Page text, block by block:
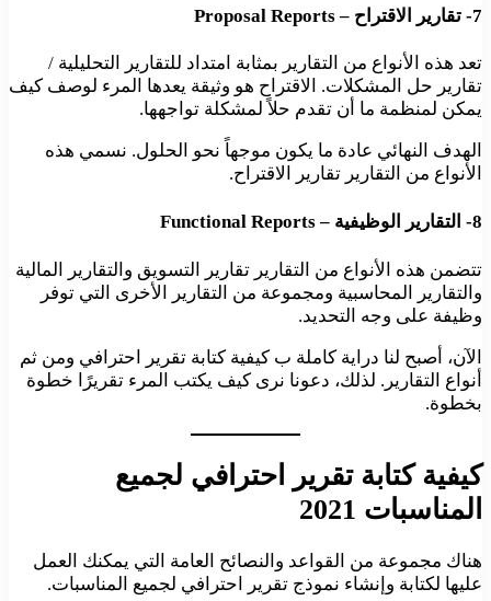
7- تقارير الاقتراح – Proposal Reports
تعد هذه الأنواع من التقارير بمثابة امتداد للتقارير التحليلية /
تقارير حل المشكلات. الاقتراح هو وثيقة يعدها المرء لوصف كيف
يمكن لمنظمة ما أن تقدم حلاً لمشكلة تواجهها.
الهدف النهائي عادة ما يكون موجهاً نحو الحلول. نسمي هذه
الأنواع من التقارير تقارير الاقتراح.
8- التقارير الوظيفية – Functional Reports
تتضمن هذه الأنواع من التقارير تقارير التسويق والتقارير المالية
والتقارير المحاسبية ومجموعة من التقارير الأخرى التي توفر
وظيفة على وجه التحديد.
الآن، أصبح لنا دراية كاملة ب كيفية كتابة تقرير احترافي ومن ثم
أنواع التقارير. لذلك، دعونا نرى كيف يكتب المرء تقريرًا خطوة
بخطوة.
كيفية كتابة تقرير احترافي لجميع
المناسبات 2021
هناك مجموعة من القواعد والنصائح العامة التي يمكنك العمل
عليها لكتابة وإنشاء نموذج تقرير احترافي لجميع المناسبات.